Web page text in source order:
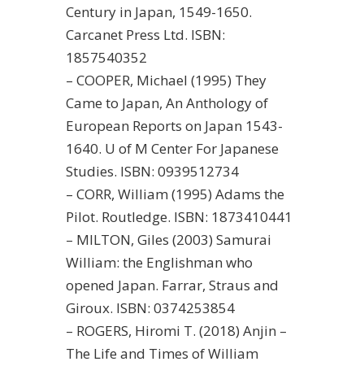
Century in Japan, 1549-1650.
Carcanet Press Ltd. ISBN:
1857540352
– COOPER, Michael (1995) They
Came to Japan, An Anthology of
European Reports on Japan 1543-
1640. U of M Center For Japanese
Studies. ISBN: 0939512734
– CORR, William (1995) Adams the
Pilot. Routledge. ISBN: 1873410441
– MILTON, Giles (2003) Samurai
William: the Englishman who
opened Japan. Farrar, Straus and
Giroux. ISBN: 0374253854
– ROGERS, Hiromi T. (2018) Anjin –
The Life and Times of William